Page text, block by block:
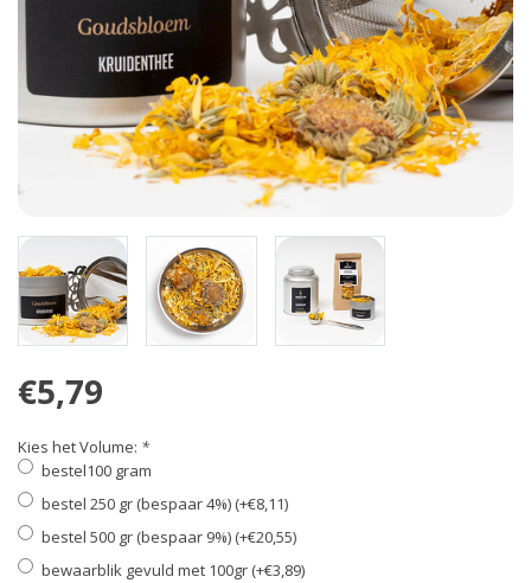
€5,79
Kies het Volume: *
bestel100 gram
bestel 250 gr (bespaar 4%) (+€8,11)
bestel 500 gr (bespaar 9%) (+€20,55)
bewaarblik gevuld met 100gr (+€3,89)